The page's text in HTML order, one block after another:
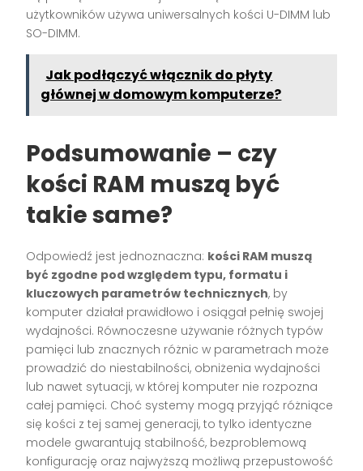
użytkowników używa uniwersalnych kości U-DIMM lub
SO-DIMM.
Jak podłączyć włącznik do płyty
głównej w domowym komputerze?
Podsumowanie – czy
kości RAM muszą być
takie same?
Odpowiedź jest jednoznaczna: kości RAM muszą
być zgodne pod względem typu, formatu i
kluczowych parametrów technicznych, by
komputer działał prawidłowo i osiągał pełnię swojej
wydajności. Równoczesne używanie różnych typów
pamięci lub znacznych różnic w parametrach może
prowadzić do niestabilności, obniżenia wydajności
lub nawet sytuacji, w której komputer nie rozpozna
całej pamięci. Choć systemy mogą przyjąć różniące
się kości z tej samej generacji, to tylko identyczne
modele gwarantują stabilność, bezproblemową
konfigurację oraz najwyższą możliwą przepustowość